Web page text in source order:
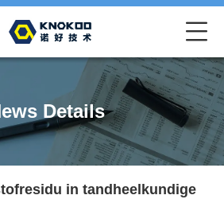
Details
in tandheelkundige